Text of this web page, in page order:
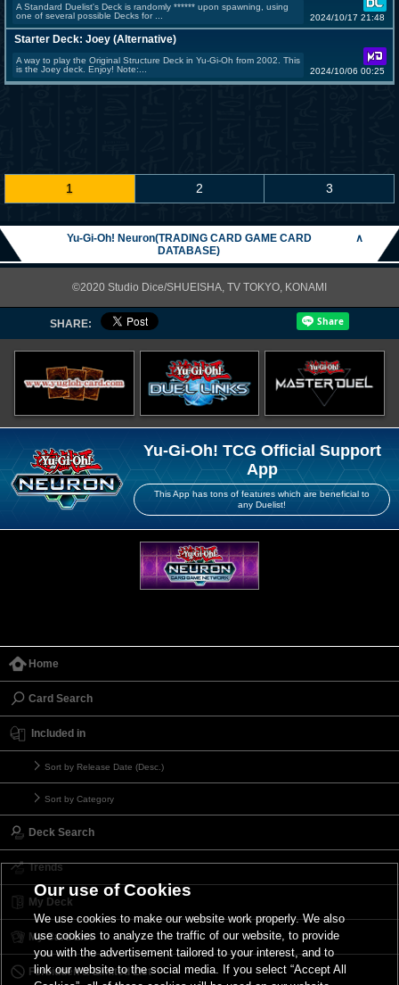
A Standard Duelist's Deck is randomly ****** upon spawning, using
one of several possible Decks for ...
2024/10/17 21:48
Starter Deck: Joey (Alternative)
A way to play the Original Structure Deck in Yu-Gi-Oh from 2002. This
is the Joey deck. Enjoy! Note:...
2024/10/06 00:25
1 2 3
Yu-Gi-Oh! Neuron(TRADING CARD GAME CARD
DATABASE)
∧
©2020 Studio Dice/SHUEISHA, TV TOKYO, KONAMI
SHARE:
Yu-Gi-Oh! TCG Official Support
App
This App has tons of features which are beneficial to
any Duelist!
Home
Card Search
Included in
Sort by Release Date (Desc.)
Sort by Category
Deck Search
Trends
My Deck
My Card List
Forbidden & Limited List
Our use of Cookies
We use cookies to make our website work properly. We also
use cookies to analyze the traffic of our website, to provide
you with the advertisement tailored to your interest, and to
link our website to the social media. If you select “Accept All